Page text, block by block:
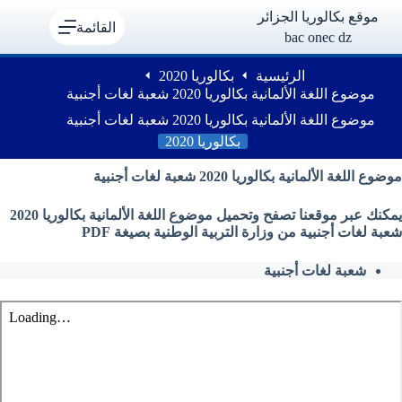
موقع بكالوريا الجزائر
bac onec dz
القائمة
الرئيسية
بكالوريا 2020
موضوع اللغة الألمانية بكالوريا 2020 شعبة لغات أجنبية
موضوع اللغة الألمانية بكالوريا 2020 شعبة لغات أجنبية
بكالوريا 2020
موضوع اللغة الألمانية بكالوريا 2020 شعبة لغات أجنبية
يمكنك عبر موقعنا تصفح وتحميل موضوع اللغة الألمانية بكالوريا 2020
شعبة لغات أجنبية من وزارة التربية الوطنية بصيغة PDF
شعبة لغات أجنبية